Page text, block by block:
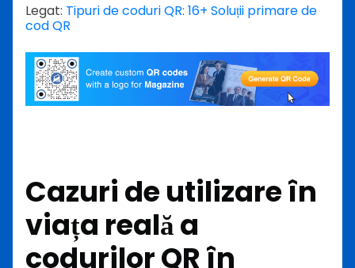
Legat: Tipuri de coduri QR: 16+ Soluții primare de
cod QR
Cazuri de utilizare în
viața reală a
codurilor QR în